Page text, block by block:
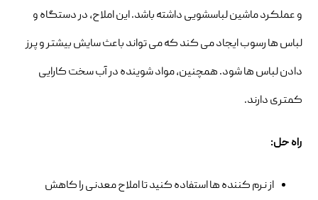
و عملکرد ماشین لباسشویی داشته باشد. این املاح، در دستگاه و
لباس ها رسوب ایجاد می کند که می تواند باعث سایش بیشتر و پرز
دادن لباس ها شود. همچنین، مواد شوینده در آب سخت کارایی
کمتری دارند.
راه حل:
از نرم کننده ها استفاده کنید تا املاح معدنی را کاهش